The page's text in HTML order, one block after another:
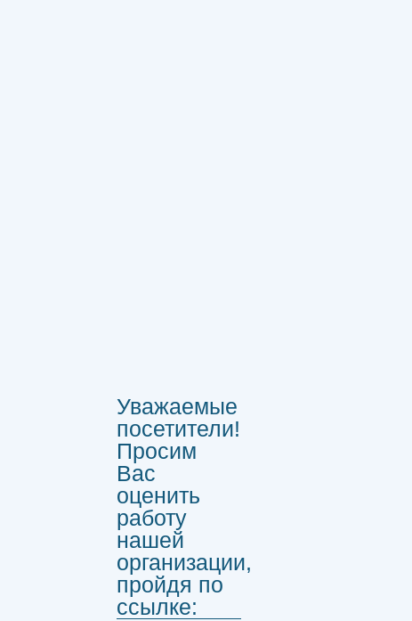
Уважаемые
посетители!
Просим
Вас
оценить
работу
нашей
организации,
пройдя по
ссылке: